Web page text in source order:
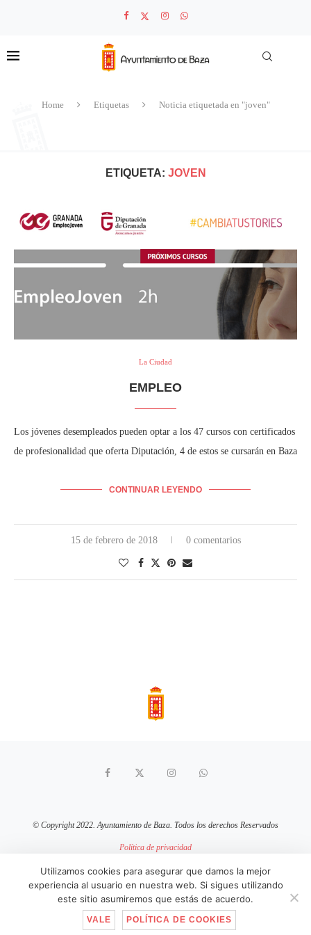
Home Etiquetas Noticia etiquetada en "joven"
ETIQUETA: JOVEN
La Ciudad
EMPLEO
Los jóvenes desempleados pueden optar a los 47 cursos con certificados
de profesionalidad que oferta Diputación, 4 de estos se cursarán en Baza
CONTINUAR LEYENDO
15 de febrero de 2018 0 comentarios
© Copyright 2022. Ayuntamiento de Baza. Todos los derechos Reservados
Política de privacidad
Política de cookies
sitio web mantenido por pixelcero.com
IR ARRIBA
Utilizamos cookies para asegurar que damos la mejor
experiencia al usuario en nuestra web. Si sigues utilizando
este sitio asumiremos que estás de acuerdo.
VALE POLÍTICA DE COOKIES